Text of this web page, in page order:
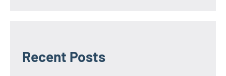
Recent Posts